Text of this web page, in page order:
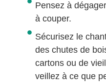
Pensez à
à couper.
Sécurisez le
des chutes de
cartons ou de
veillez à ce que